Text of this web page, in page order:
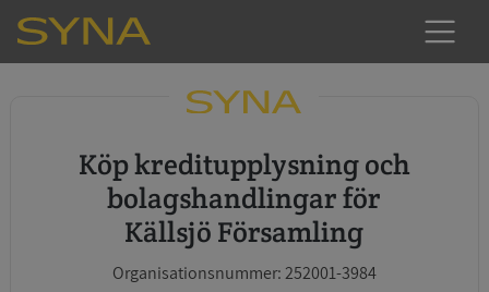
Köp kreditupplysning och
bolagshandlingar för
Källsjö Församling
Organisationsnummer: 252001-3984